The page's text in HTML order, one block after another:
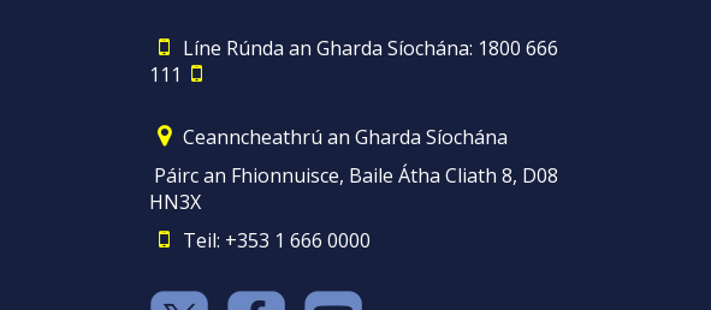
Líne Rúnda an Gharda Síochána: 1800 666
111
Ceanncheathrú an Gharda Síochána
Páirc an Fhionnuisce, Baile Átha Cliath 8, D08
HN3X
Teil: +353 1 666 0000